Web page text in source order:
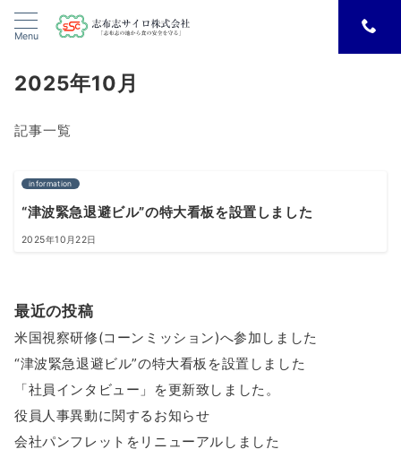
Menu
2025年10月
記事一覧
information
“津波緊急退避ビル”の特大看板を設置しました
2025年10月22日
最近の投稿
米国視察研修(コーンミッション)へ参加しました
“津波緊急退避ビル”の特大看板を設置しました
「社員インタビュー」を更新致しました。
役員人事異動に関するお知らせ
会社パンフレットをリニューアルしました